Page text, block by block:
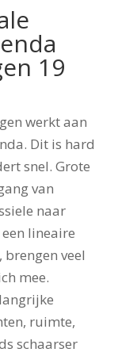
19
werkt aan
Dit is hard
snel. Grote
van
naar
lineaire
veel
mee.
ruimte,
schaarser